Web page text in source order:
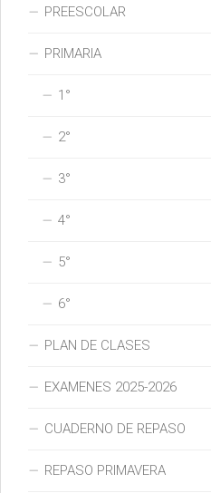
PREESCOLAR
PRIMARIA
1°
2°
3°
4°
5°
6°
PLAN DE CLASES
EXAMENES 2025-2026
CUADERNO DE REPASO
REPASO PRIMAVERA